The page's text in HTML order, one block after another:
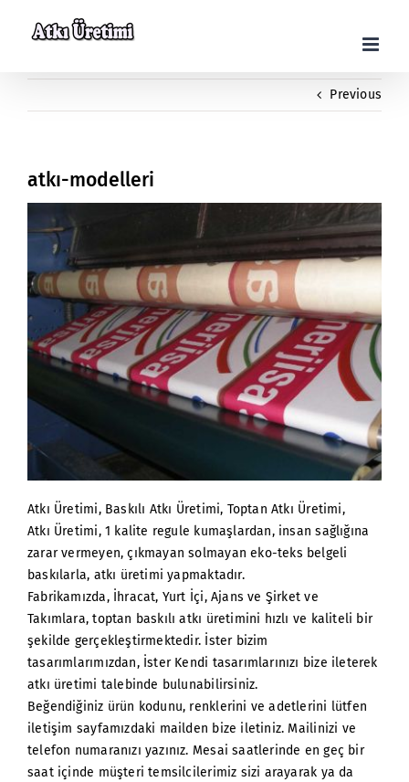
Previous
atkı-modelleri
Atkı Üretimi, Baskılı Atkı Üretimi, Toptan Atkı Üretimi,
Atkı Üretimi, 1 kalite regule kumaşlardan, insan sağlığına
zarar vermeyen, çıkmayan solmayan eko-teks belgeli
baskılarla, atkı üretimi yapmaktadır.
Fabrikamızda, İhracat, Yurt İçi, Ajans ve Şirket ve
Takımlara, toptan baskılı atkı üretimini hızlı ve kaliteli bir
şekilde gerçekleştirmektedir. İster bizim
tasarımlarımızdan, İster Kendi tasarımlarınızı bize ileterek
atkı üretimi talebinde bulunabilirsiniz.
Beğendiğiniz ürün kodunu, renklerini ve adetlerini lütfen
iletişim sayfamızdaki mailden bize iletiniz. Mailinizi ve
telefon numaranızı yazınız. Mesai saatlerinde en geç bir
saat içinde müşteri temsilcilerimiz sizi arayarak ya da